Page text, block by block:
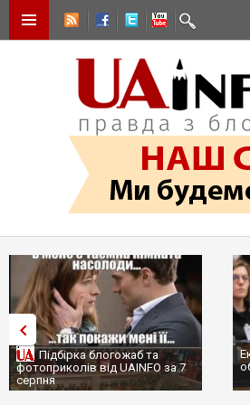
Підбірка блогожаб та
фотоприколів від UAINFO за 7
серпня